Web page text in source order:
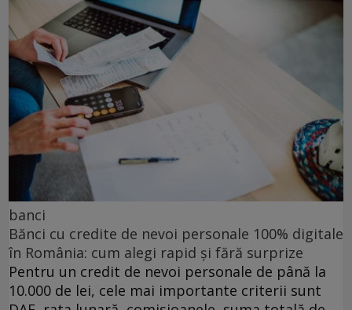
banci
Bănci cu credite de nevoi personale 100% digitale
în România: cum alegi rapid și fără surprize
Pentru un credit de nevoi personale de până la
10.000 de lei, cele mai importante criterii sunt